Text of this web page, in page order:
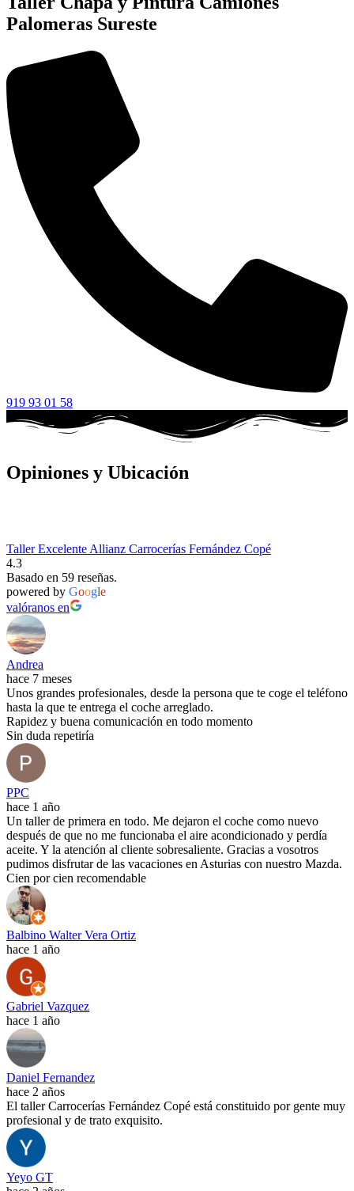
Palomeras Sureste
919 93 01 58
Opiniones y Ubicación
Taller Excelente Allianz Carrocerías Fernández Copé
4.3
Basado en 59 reseñas.
powered by Google
valóranos en
Andrea
hace 7 meses
Unos grandes profesionales, desde la persona que te coge el teléfono
hasta la que te entrega el coche arreglado.
Rapidez y buena comunicación en todo momento
Sin duda repetiría
PPC
hace 1 año
Un taller de primera en todo. Me dejaron el coche como nuevo
después de que no me funcionaba el aire acondicionado y perdía
aceite. Y la atención al cliente sobresaliente. Gracias a vosotros
pudimos disfrutar de las vacaciones en Asturias con nuestro Mazda.
Cien por cien recomendable
Balbino Walter Vera Ortiz
hace 1 año
Gabriel Vazquez
hace 1 año
Daniel Fernandez
hace 2 años
El taller Carrocerías Fernández Copé está constituido por gente muy
profesional y de trato exquisito.
Yeyo GT